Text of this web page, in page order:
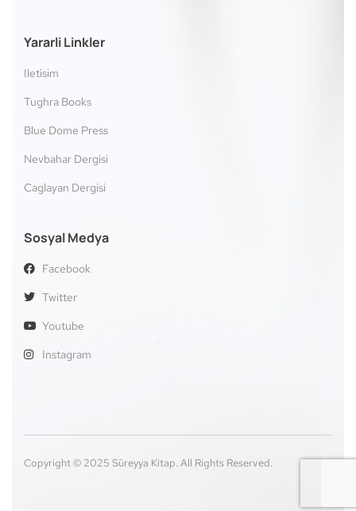
Yararli Linkler
Iletisim
Tughra Books
Blue Dome Press
Nevbahar Dergisi
Caglayan Dergisi
Sosyal Medya
Facebook
Twitter
Youtube
Instagram
Copyright © 2025 Süreyya Kitap. All Rights Reserved.